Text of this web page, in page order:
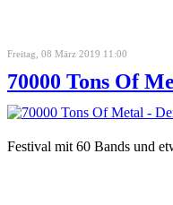
Freitag, 08 März 2019 11:00
70000 Tons Of
Festival mit 60 Bands und